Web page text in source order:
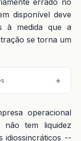
errado no
disponível deve
à medida que a
se torna um
operacional
tem liquidez
idiossincráticos --